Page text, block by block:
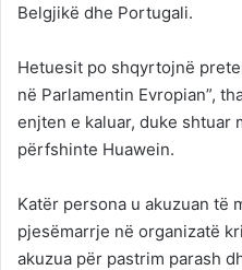
Belgjikë dhe Portugali.
Hetuesit po shqyrtojnë
në Parlamentin Evropian”,
enjten e kaluar, duke shtuar
përfshinte Huawein.
Katër persona u akuzuan të
pjesëmarrje në organizatë
akuzua për pastrim parash